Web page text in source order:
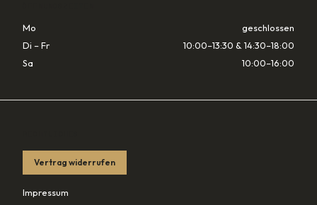
Mo
geschlossen
Di – Fr
10:00–13:30 & 14:30–18:00
Sa
10:00–16:00
Vertrag widerrufen
Impressum